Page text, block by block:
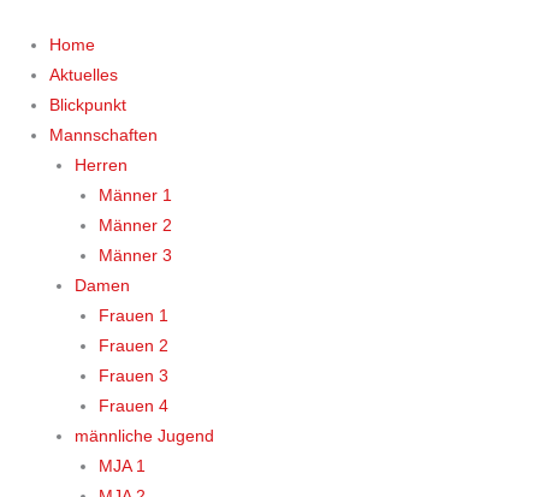
Inhalt
springen
Home
Aktuelles
Blickpunkt
Mannschaften
Herren
Männer 1
Männer 2
Männer 3
Damen
Frauen 1
Frauen 2
Frauen 3
Frauen 4
männliche Jugend
MJA 1